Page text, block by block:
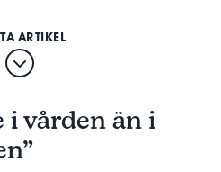
i vården än i